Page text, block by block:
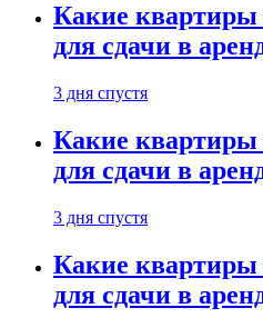
Какие квартиры
для сдачи в
3 дня спустя
Какие квартиры
для сдачи в
3 дня спустя
Какие квартиры
для сдачи в